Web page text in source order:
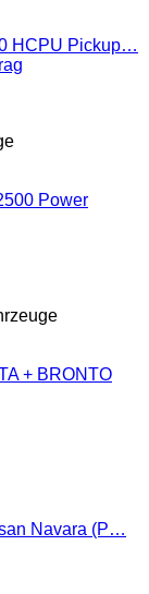
HCPU Pickup…
Power
+ BRONTO
Navara (P…